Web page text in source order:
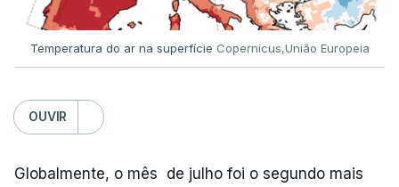
Temperatura do ar na superfície Copernicus,União Europeia
OUVIR
Globalmente, o mês de julho foi o segundo mais